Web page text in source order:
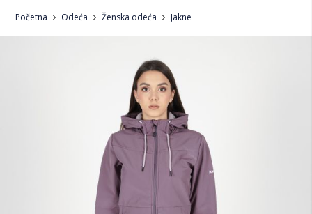
Početna Odeća Ženska odeća Jakne